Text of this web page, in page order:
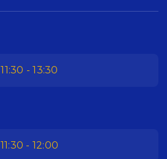
11:30 - 13:30
11:30 - 12:00